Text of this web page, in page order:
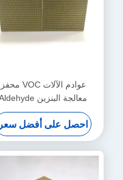
عوادم الآلات VOC محفز
معالجة البنزين Aldehyde
Alkane 100x100x50mm
احصل على أفضل سعر